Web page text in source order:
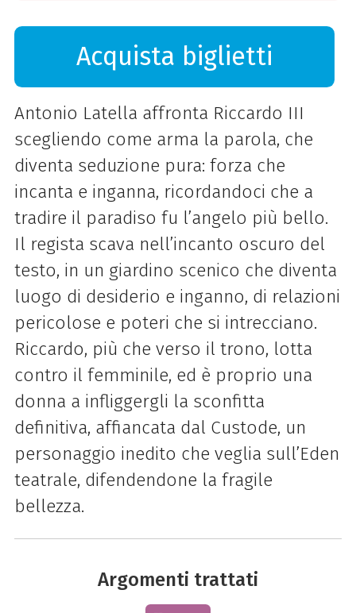
Acquista biglietti
Antonio Latella affronta Riccardo III
scegliendo come arma la parola, che
diventa seduzione pura: forza che
incanta e inganna, ricordandoci che a
tradire il paradiso fu l’angelo più bello.
Il regista scava nell’incanto oscuro del
testo, in un giardino scenico che diventa
luogo di desiderio e inganno, di relazioni
pericolose e poteri che si intrecciano.
Riccardo, più che verso il trono, lotta
contro il femminile, ed è proprio una
donna a infliggergli la sconfitta
definitiva, affiancata dal Custode, un
personaggio inedito che veglia sull’Eden
teatrale, difendendone la fragile
bellezza.
Argomenti trattati